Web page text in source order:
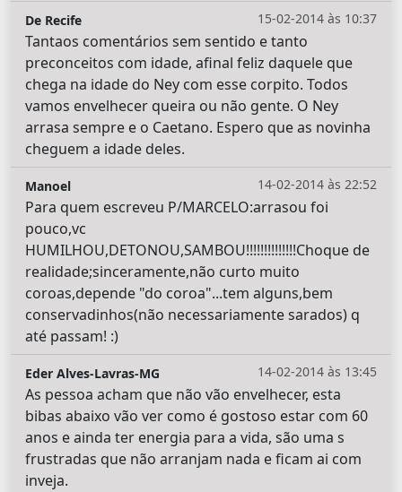
15-02-2014 às 10:37
De Recife
Tantaos comentários sem sentido e tanto
preconceitos com idade, afinal feliz daquele que
chega na idade do Ney com esse corpito. Todos
vamos envelhecer queira ou não gente. O Ney
arrasa sempre e o Caetano. Espero que as novinha
cheguem a idade deles.
14-02-2014 às 22:52
Manoel
Para quem escreveu P/MARCELO:arrasou foi
pouco,vc
HUMILHOU,DETONOU,SAMBOU!!!!!!!!!!!!!!Choque de
realidade;sinceramente,não curto muito
coroas,depende "do coroa"...tem alguns,bem
conservadinhos(não necessariamente sarados) q
até passam! :)
14-02-2014 às 13:45
Eder Alves-Lavras-MG
As pessoa acham que não vão envelhecer, esta
bibas abaixo vão ver como é gostoso estar com 60
anos e ainda ter energia para a vida, são uma s
frustradas que não arranjam nada e ficam ai com
inveja.